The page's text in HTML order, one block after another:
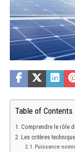
Table of Contents
Comprendre le rôle
Les critères
Puissance